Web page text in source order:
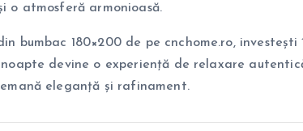
o atmosferă armonioasă.
bumbac 180×200 de pe cnchome.ro,
devine o experiență de relaxare
eleganță și rafinament.